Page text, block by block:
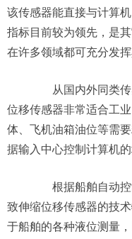
该传感器能直接与计算
指标目前较为领先，是
在许多领域都可充分发挥
从国内外同类传
位移传感器非常适合工
体、飞机油箱油位等需
据输入中心控制计算机的
根据船舶自动控
致伸缩位移传感器的技
于船舶的各种液位测量